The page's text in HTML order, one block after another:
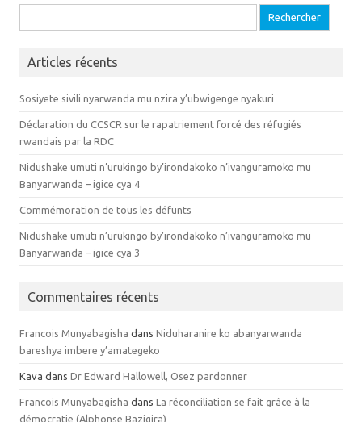
Articles récents
Sosiyete sivili nyarwanda mu nzira y’ubwigenge nyakuri
Déclaration du CCSCR sur le rapatriement forcé des réfugiés
rwandais par la RDC
Nidushake umuti n’urukingo by’irondakoko n’ivanguramoko mu
Banyarwanda – igice cya 4
Commémoration de tous les défunts
Nidushake umuti n’urukingo by’irondakoko n’ivanguramoko mu
Banyarwanda – igice cya 3
Commentaires récents
Francois Munyabagisha dans Niduharanire ko abanyarwanda
bareshya imbere y’amategeko
Kava dans Dr Edward Hallowell, Osez pardonner
Francois Munyabagisha dans La réconciliation se fait grâce à la
démocratie (Alphonse Bazigira)